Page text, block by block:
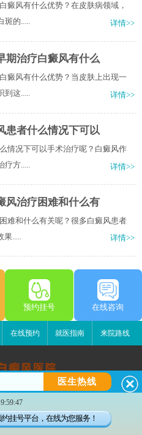
癜风有什么优势？在皮肤病领域，
斑的.....
详情>>
期治疗白癜风有什么
癜风有什么优势？当皮肤上出现一
到这.....
详情>>
患者什么情况下可以
情况下可以手术治疗呢？白癜风作
方.....
详情>>
风治疗困难和什么有
难和什么有关呢？很多白癜风患者
.....
详情>>
预约挂号 在线咨询
在线预约 就医指南 来院路线
风医院
区护国路2号
明白癜风医院
医生热线
挂号平台，在线为您服务！